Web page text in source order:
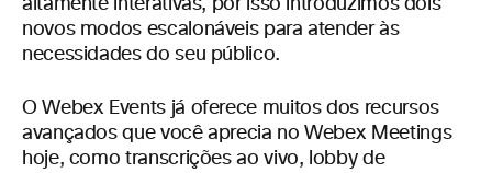
altamente interativas, por isso introduzimos dois
novos modos escalonáveis para atender às
necessidades do seu público.
O Webex Events já oferece muitos dos recursos
avançados que você aprecia no Webex Meetings
hoje, como transcrições ao vivo, lobby de